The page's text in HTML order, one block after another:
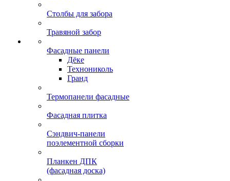
Столбы для забора
Травяной забор
Фасадные панели
Дёке
Технониколь
Гранд
Термопанели фасадные
Фасадная плитка
Сэндвич-панели
поэлементной сборки
Планкен ДПК
(фасадная доска)